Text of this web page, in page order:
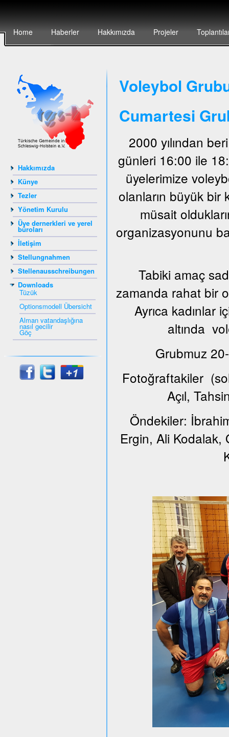
Home Haberler Hakkımızda Projeler
Hakkımızda
Künye
Tezler
Yönetim Kurulu
Üye dernerkleri ve yerel
büroları
İletişim
Stellungnahmen
Stellenausschreibungen
Downloads
Tüzük
Optionsmodell Übersicht
Alman vatandaşlığına
nasıl gecilir
Göç
Voleybol
Cumartesi
2000 yılından
günleri 16:00 ile
üyelerimize
olanların büyük bir
müsait
organizasyonunu
Tabiki amaç
zamanda rahat bir
Ayrıca kadınlar
altında
Grubmuz
Fotoğraftakiler
Açıl,
Öndekiler:
Ergin, Ali Kodalak,